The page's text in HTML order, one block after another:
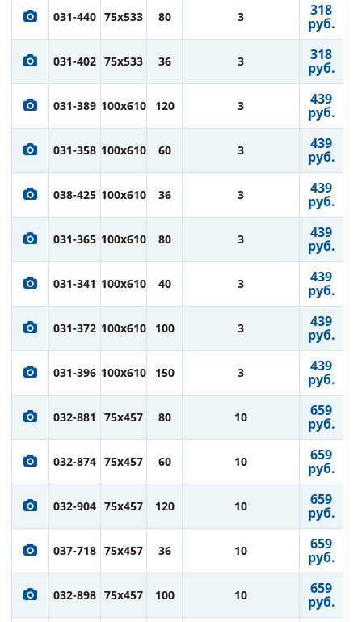
031-440 75x533 80 3 318
руб.
031-402 75x533 36 3 318
руб.
031-389 100x610 120 3 439
руб.
031-358 100x610 60 3 439
руб.
038-425 100x610 36 3 439
руб.
031-365 100x610 80 3 439
руб.
031-341 100x610 40 3 439
руб.
031-372 100x610 100 3 439
руб.
031-396 100x610 150 3 439
руб.
032-881 75x457 80 10 659
руб.
032-874 75x457 60 10 659
руб.
032-904 75x457 120 10 659
руб.
037-718 75x457 36 10 659
руб.
032-898 75x457 100 10 659
руб.